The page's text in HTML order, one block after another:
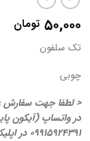
۵۰,۰۰۰ تومان
تک سلفون
چوبی
در واتساپ (آیکون
09915924391 در اپلیکیشن ایتا با ما در ارتباط باشید) >